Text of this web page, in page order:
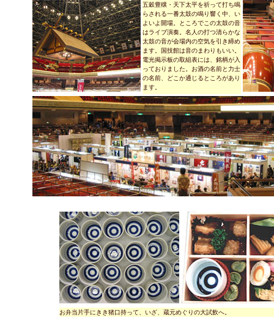
五穀豊穣・天下太平を祈って打ち鳴
らされる一番太鼓の鳴り響く中、い
よいよ開場。ところでこの太鼓の音
はライブ演奏。名人の打つ清らかな
太鼓の音が会場内の空気を引き締め
ます。国技館は音のまわりもいい。
電光掲示板の取組表には、銘柄が入
っておりました。お酒の名前と力士
の名前、どこか通じるところがあり
ます。
お弁当片手にきき猪口持って、いざ、蔵元めぐりの大試飲へ。